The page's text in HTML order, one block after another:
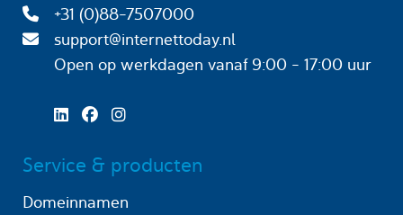
+31 (0)88-7507000
support@internettoday.nl
Open op werkdagen
vanaf 9:00 - 17:00 uur
Service & producten
Domeinnamen